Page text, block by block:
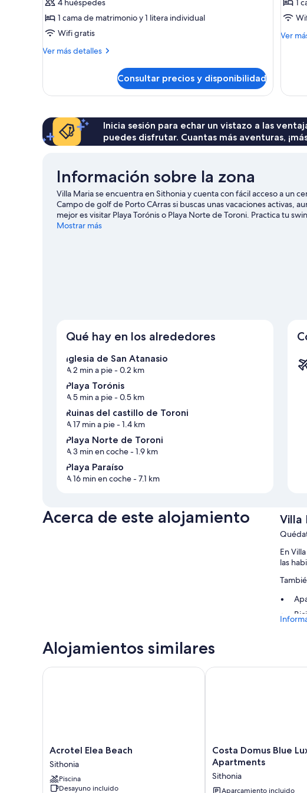
with
Private
Garden
4 huéspedes
1 cama de matrimonio y 1 litera individual
Wifi gratis
Ver más detalles
Más
with
Consultar precios y disponibilidad
1
Ver
Más
Inicia sesión para echar un vistazo a las
puedes disfrutar. Cuantas más aventuras,
Información sobre la zona
Villa Maria se encuentra en Sithonia y cuenta con fácil acceso a un
Campo de golf de Porto CArras si buscas unas vacaciones activas,
mejor es visitar Playa Torónis o Playa Norte de Toroni. Practica tu
disfruta de otras actividades al aire libre, como el ciclismo de
Mostrar más
Qué hay en los alrededores
Iglesia de San Atanasio
A 2 min a pie- 0.2 km
Playa Torónis
A 5 min a pie- 0.5 km
Ruinas del castillo de Toroni
A 17 min a pie- 1.4 km
Playa Norte de Toroni
A 3 min en coche- 1.9 km
Playa Paraíso
A 16 min en coche- 7.1 km
Acerca de este alojamiento Villa
En
las
Todas
Alojamientos similares
Acrotel
Elea
Beach
Sithonia
Acrotel Elea Beach
Sithonia
Piscina
Desayuno incluido
Acrotel Elea Beach
Costa
Domus
Blue
Luxury
Costa Domus Blue
Apartments
Sithonia
Aparcamiento incluido
Costa Domus Blue